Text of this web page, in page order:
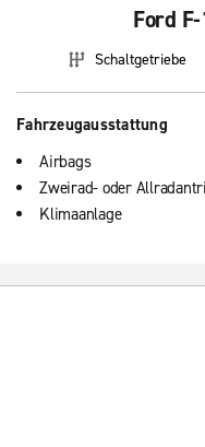
Ford
Schaltgetriebe
Fahrzeugausstattung
Airbags
Zweirad- oder
Klimaanlage